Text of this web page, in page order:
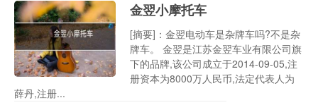
金翌小摩托车
[摘要]：金翌电动车是杂牌车吗?不是杂
牌车。 金翌是江苏金翌车业有限公司旗
下的品牌,该公司成立于2014-09-05,注
册资本为8000万人民币,法定代表人为
薛丹,注册...